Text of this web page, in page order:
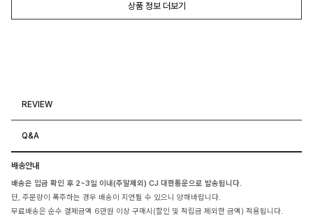
상품 정보 더보기
REVIEW
Q&A
배송안내
배송은 입금 확인 후 2~3일 이내(주말제외) CJ 대한통운으로 발송됩니다.
단, 주문량이 폭주하는 경우 배송이 지연될 수 있으니 양해바랍니다.
무료배송은 순수 결제금액 6만원 이상 구매시(할인 및 적립금 제외한 금액) 적용됩니다.